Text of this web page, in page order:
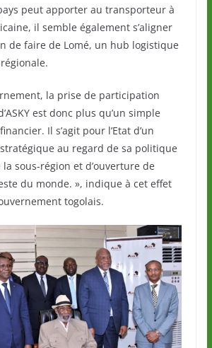
peut apporter au transporteur à
il semble également s’aligner
de faire de Lomé, un hub logistique
la prise de participation
est donc plus qu’un simple
Il s’agit pour l’Etat d’un
au regard de sa politique
sous-région et d’ouverture de
du monde. », indique à cet effet
togolais.